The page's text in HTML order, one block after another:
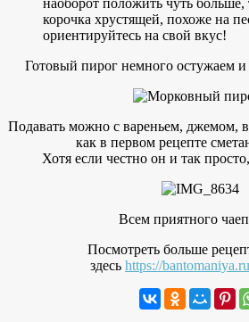
корочка хрустящей, похоже на
ориентируйтесь на свой вкус!
Готовый пирог немного остужаем
Подавать можно с вареньем, джемом,
как в первом рецепте
Хотя если честно он и так
Всем приятного
Посмотреть больше
здесь https://